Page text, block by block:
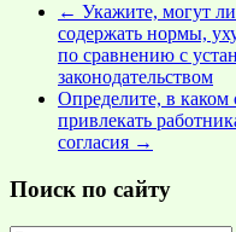
← Укажите, могут
содержать нормы,
по сравнению с
законодательством
Определите, в каком
привлекать
согласия →
Поиск по сайту